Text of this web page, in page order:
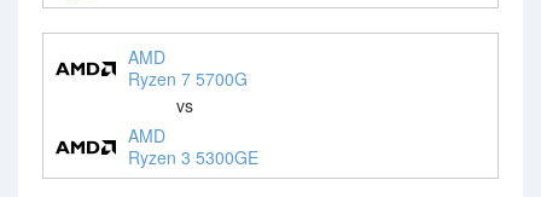
AMD
Ryzen 7 5700G
vs
AMD
Ryzen 3 5300GE